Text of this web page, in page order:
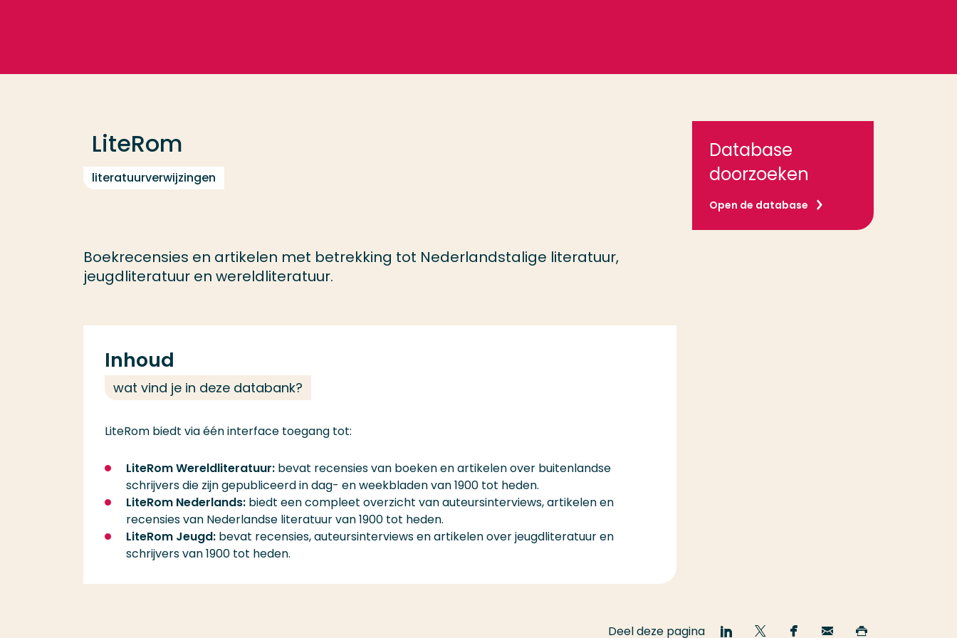
LiteRom
literatuurverwijzingen
Boekrecensies en artikelen met betrekking tot Nederlandstalige literatuur,
jeugdliteratuur en wereldliteratuur.
Database
doorzoeken
Open de database
Inhoud
wat vind je in deze databank?
LiteRom biedt via één interface toegang tot:
LiteRom Wereldliteratuur: bevat recensies van boeken en artikelen over buitenlandse
schrijvers die zijn gepubliceerd in dag- en weekbladen van 1900 tot heden.
LiteRom Nederlands: biedt een compleet overzicht van auteursinterviews, artikelen en
recensies van Nederlandse literatuur van 1900 tot heden.
LiteRom Jeugd: bevat recensies, auteursinterviews en artikelen over jeugdliteratuur en
schrijvers van 1900 tot heden.
Deel deze pagina Deel Deel Deel Email